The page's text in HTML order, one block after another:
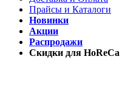
Прайсы и Каталоги
Новинки
Акции
Распродажи
Скидки для HoReCa